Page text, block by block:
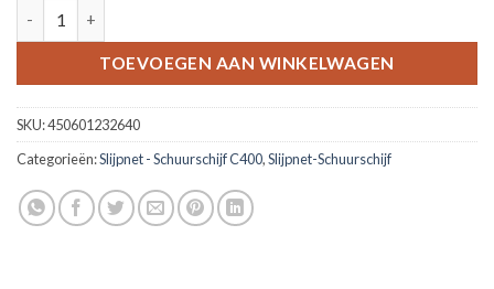
TOEVOEGEN AAN WINKELWAGEN
SKU:450601232640
Categorieën:Slijpnet - Schuurschijf C400,Slijpnet-Schuurschijf